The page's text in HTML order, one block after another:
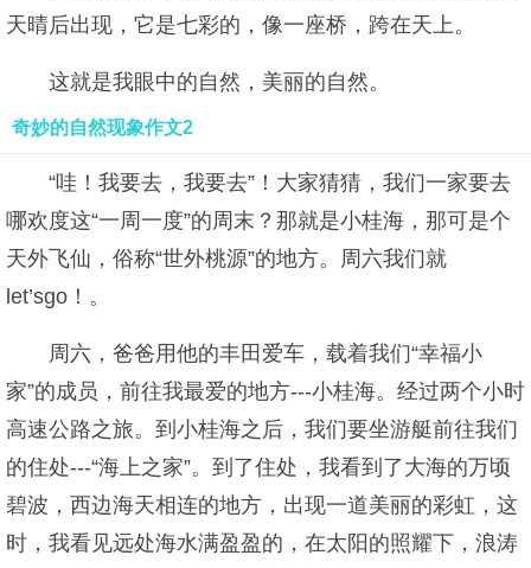
天晴后出现，它是七彩的，像一座桥，跨在天上。
这就是我眼中的自然，美丽的自然。
奇妙的自然现象作文2
“哇！我要去，我要去”！大家猜猜，我们一家要去
哪欢度这“一周一度”的周末？那就是小桂海，那可是个
天外飞仙，俗称“世外桃源”的地方。周六我们就
let’sgo！。
周六，爸爸用他的丰田爱车，载着我们“幸福小
家”的成员，前往我最爱的地方---小桂海。经过两个小时
高速公路之旅。到小桂海之后，我们要坐游艇前往我们
的住处---“海上之家”。到了住处，我看到了大海的万顷
碧波，西边海天相连的地方，出现一道美丽的彩虹，这
时，我看见远处海水满盈盈的，在太阳的照耀下，浪涛